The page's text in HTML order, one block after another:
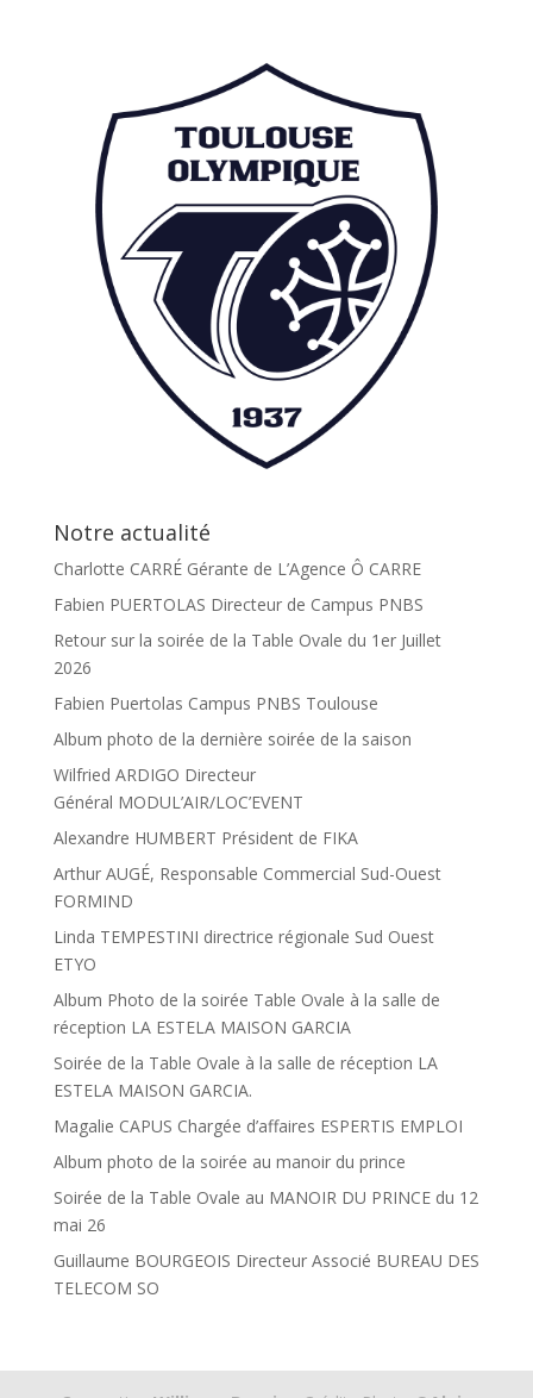
Notre actualité
Charlotte CARRÉ Gérante de L’Agence Ô CARRE
Fabien PUERTOLAS Directeur de Campus PNBS
Retour sur la soirée de la Table Ovale du 1er Juillet
2026
Fabien Puertolas Campus PNBS Toulouse
Album photo de la dernière soirée de la saison
Wilfried ARDIGO Directeur
Général MODUL’AIR/LOC’EVENT
Alexandre HUMBERT Président de FIKA
Arthur AUGÉ, Responsable Commercial Sud-Ouest
FORMIND
Linda TEMPESTINI directrice régionale Sud Ouest
ETYO
Album Photo de la soirée Table Ovale à la salle de
réception LA ESTELA MAISON GARCIA
Soirée de la Table Ovale à la salle de réception LA
ESTELA MAISON GARCIA.
Magalie CAPUS Chargée d’affaires ESPERTIS EMPLOI
Album photo de la soirée au manoir du prince
Soirée de la Table Ovale au MANOIR DU PRINCE du 12
mai 26
Guillaume BOURGEOIS Directeur Associé BUREAU DES
TELECOM SO